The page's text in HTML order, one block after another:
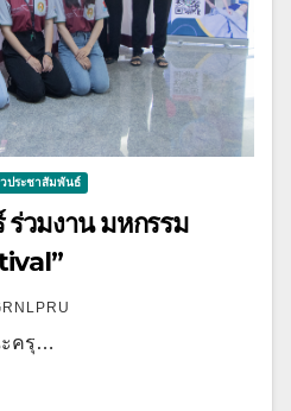
ประชาสัมพันธ์
วมงาน มหกรรม
ะครุ…